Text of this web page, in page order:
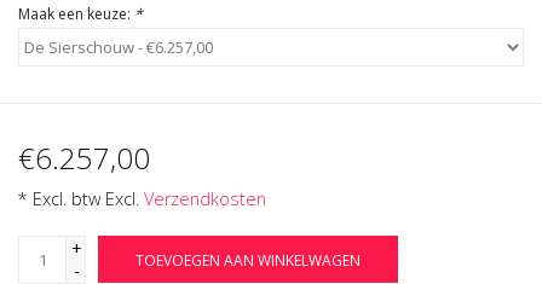
Maak een keuze: *
€6.257,00
* Excl. btw Excl. Verzendkosten
+
-
TOEVOEGEN AAN WINKELWAGEN